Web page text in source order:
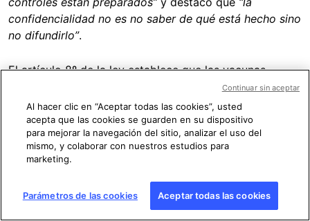
confidencialidad no es no saber de qué está hecho sino
no difundirlo”.
El artículo 8º de la ley establece que las vacunas
contra el covid-19 deberán ser aprobadas por la
Administración Nacional de Medicamentos, Alimentos y
Tecnología Médica (Anmat) y por el Ministerio de Salud
de la Nación.
cuatro vacunas contra el
covid-19 para su aplicación en Argentina: laSputnik V
Al hacer clic en “Aceptar todas las cookies”, usted
acepta que las cookies se guarden en su dispositivo
para mejorar la navegación del sitio, analizar el uso del
mismo, y colaborar con nuestros estudios para
marketing.
Parámetros de las cookies Aceptar todas las cookies
Continuar sin aceptar